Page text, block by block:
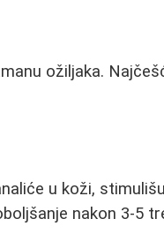
ožiljaka.
u koži,
nakon 3-5